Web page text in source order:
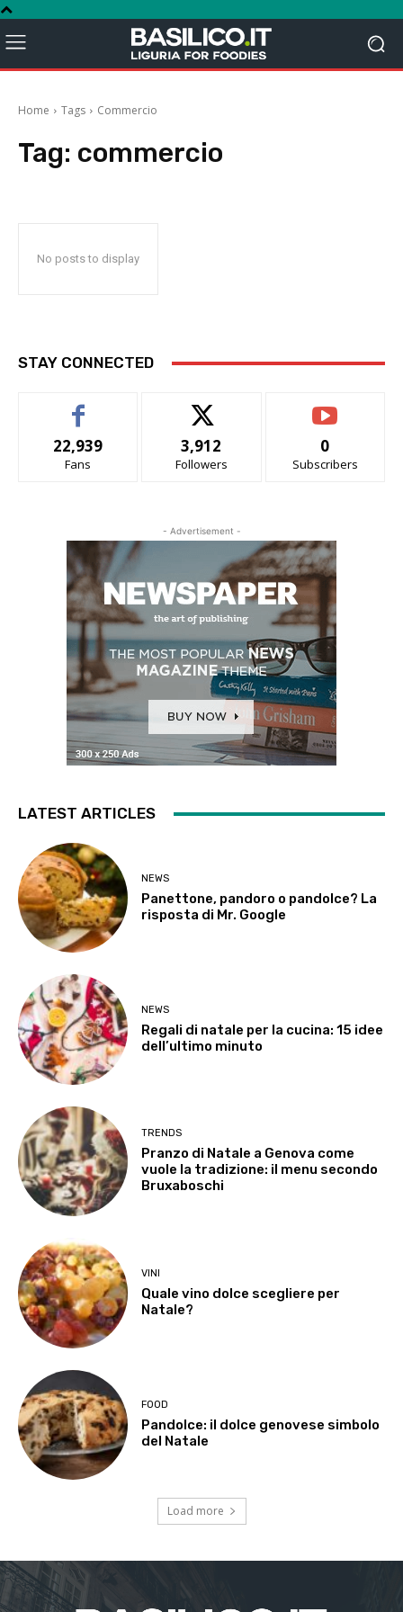
Home Tags Commercio
Tag: commercio
No posts to display
STAY CONNECTED
22,939
Fans
3,912
Followers
0
Subscribers
- Advertisement -
LATEST ARTICLES
NEWS
Panettone, pandoro o pandolce? La
risposta di Mr. Google
NEWS
Regali di natale per la cucina: 15 idee
dell’ultimo minuto
TRENDS
Pranzo di Natale a Genova come
vuole la tradizione: il menu secondo
Bruxaboschi
VINI
Quale vino dolce scegliere per
Natale?
FOOD
Pandolce: il dolce genovese simbolo
del Natale
Load more